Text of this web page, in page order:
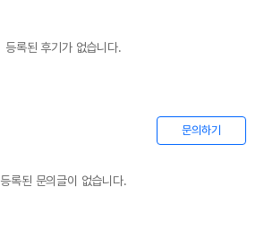
등록된 후기가 없습니다.
문의하기
등록된 문의글이 없습니다.